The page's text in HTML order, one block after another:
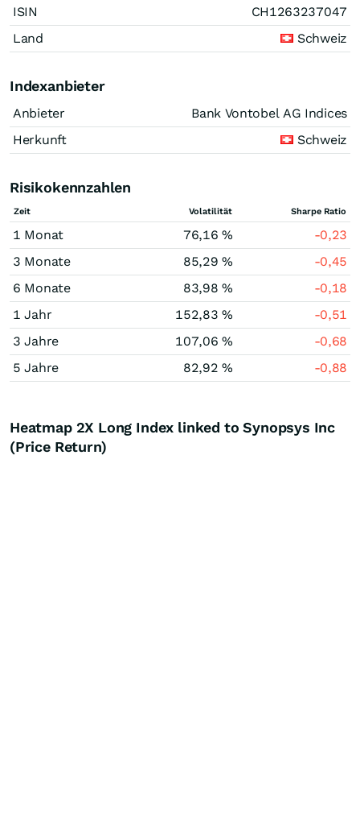
ISIN
CH1263237047
Land
Schweiz
Indexanbieter
Anbieter
Bank Vontobel AG Indices
Herkunft
Schweiz
Risikokennzahlen
Zeit Volatilität Sharpe Ratio
1 Monat 76,16 %
-0,23
3 Monate
85,29 %
-0,45
6 Monate
83,98 %
-0,18
1 Jahr
152,83 %
-0,51
3 Jahre
107,06 %
-0,68
5 Jahre
82,92 % -0,88
Heatmap 2X Long Index linked to Synopsys Inc
(Price Return)